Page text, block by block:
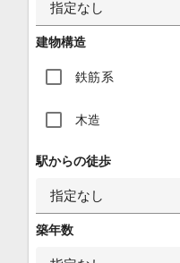
指定なし
建物構造
鉄筋系
木造
駅からの徒歩
指定なし
築年数